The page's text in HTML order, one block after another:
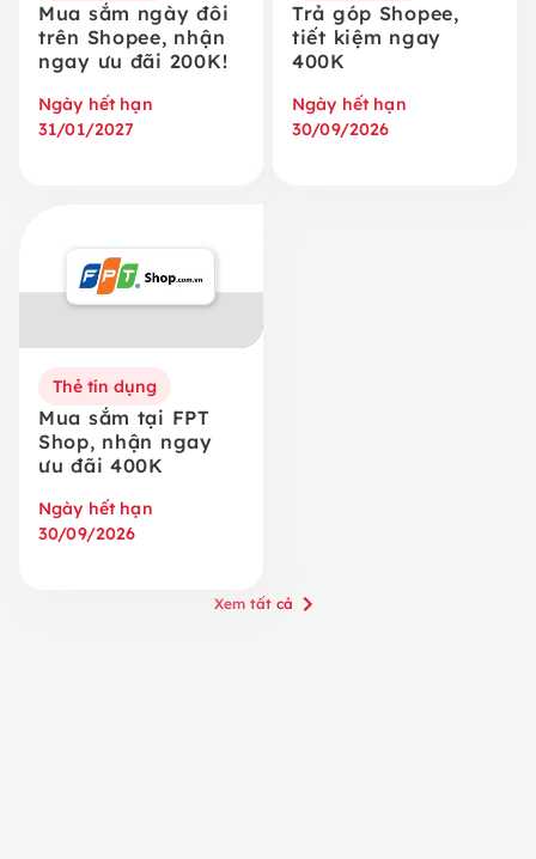
Mua sắm ngày đôi
trên Shopee, nhận
ngay ưu đãi 200K!
Ngày hết hạn
31/01/2027
Trả góp Shopee,
tiết kiệm ngay
400K
Ngày hết hạn
30/09/2026
Thẻ tín dụng
Mua sắm tại FPT
Shop, nhận ngay
ưu đãi 400K
Ngày hết hạn
30/09/2026
Xem tất cả